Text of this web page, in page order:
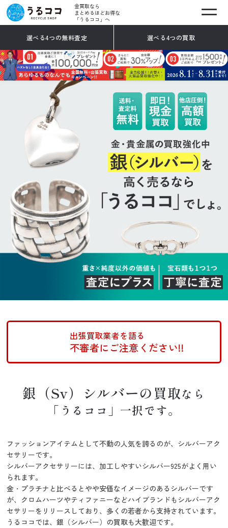
金買取なら
まとめるほどお得な
「うるココ」へ
選べる4つの無料査定 選べる4つの買取
出張買取業者を語る
不審者にご注意ください!!
銀（Sv）シルバーの買取なら
「うるココ」一択です。
ファッションアイテムとして不動の人気を誇るのが、シルバーアク
セサリーです。
シルバーアクセサリーには、加工しやすいシルバー925がよく用い
られます。
金・プラチナと比べるとやや安価なイメージのあるシルバーです
が、クロムハーツやティファニーなどハイブランドもシルバーアク
セサリーをリリースしており、多くの若者から支持されています。
うるココでは、銀（シルバー）の買取も大歓迎です。